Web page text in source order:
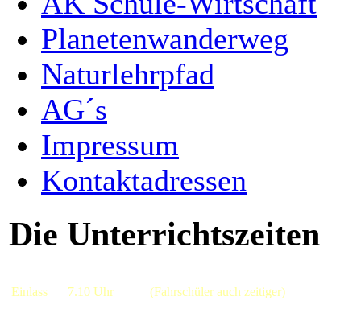
Planetenwanderweg
Naturlehrpfad
AG´s
Impressum
Kontaktadressen
Die Unterrichtszeiten
Einlass 7.10 Uhr (Fahrschüler auch zeitiger)